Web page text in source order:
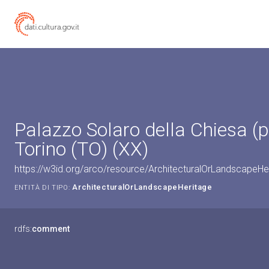
Palazzo Solaro della Chiesa
Torino (TO) (XX)
https://w3id.org/arco/resource/
ENTITÀ DI TIPO: ArchitecturalOrLandscapeHeritage
rdfs:comment